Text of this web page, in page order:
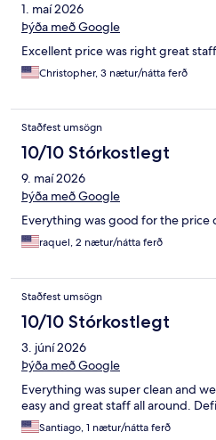
1. maí 2026
Þýða með Google
Excellent price was right great
Christopher, 3 nætur/nátta ferð
Staðfest umsögn
10/10 Stórkostlegt
9. maí 2026
Þýða með Google
Everything was good for the price
raquel, 2 nætur/nátta ferð
Staðfest umsögn
10/10 Stórkostlegt
3. júní 2026
Þýða með Google
Everything was super clean and
easy and great staff all around.
Santiago, 1 nætur/nátta ferð